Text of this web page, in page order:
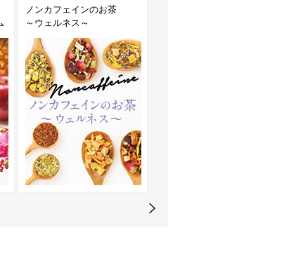
おいしさと機能性にこだわ
った「ティザンヌ」